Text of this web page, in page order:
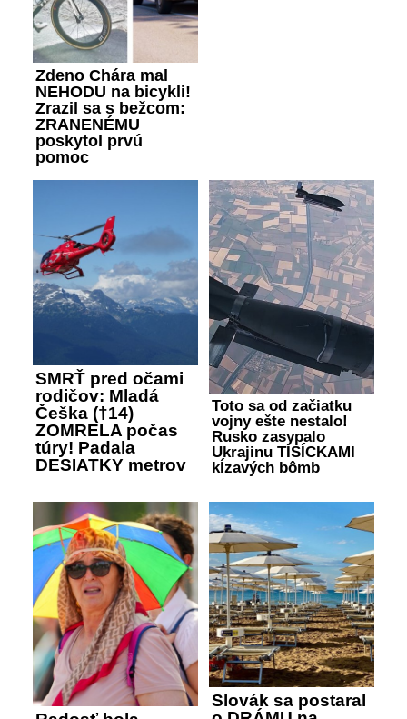
Zdeno Chára mal
NEHODU na bicykli!
Zrazil sa s bežcom:
ZRANENÉMU
poskytol prvú
pomoc
SMRŤ pred očami
rodičov: Mladá
Češka (†14)
ZOMRELA počas
túry! Padala
DESIATKY metrov
Toto sa od začiatku
vojny ešte nestalo!
Rusko zasypalo
Ukrajinu TISÍCKAMI
kĺzavých bômb
Slovák sa postaral